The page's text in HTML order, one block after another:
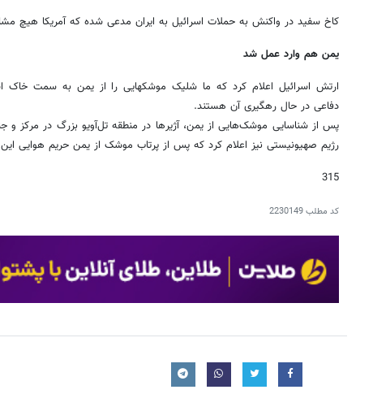
کاخ سفید در واکنش به حملات اسرائیل به ایران مدعی شده که آمریکا هیچ
یمن هم وارد عمل شد
ارتش اسرائیل اعلام کرد که ما شلیک موشکهایی را از یمن به سمت خاک
دفاعی در حال رهگیری آن هستند.
رژیم صهیونیستی نیز اعلام کرد که پس از پرتاب موشک از یمن حریم هوایی
315
کد مطلب2230149